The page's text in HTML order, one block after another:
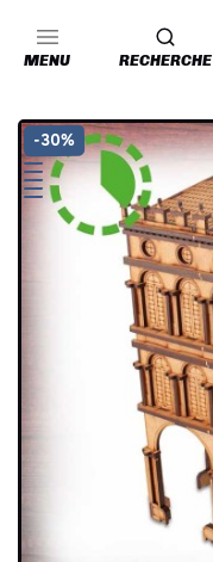
MENU RECHERCHE
-30%